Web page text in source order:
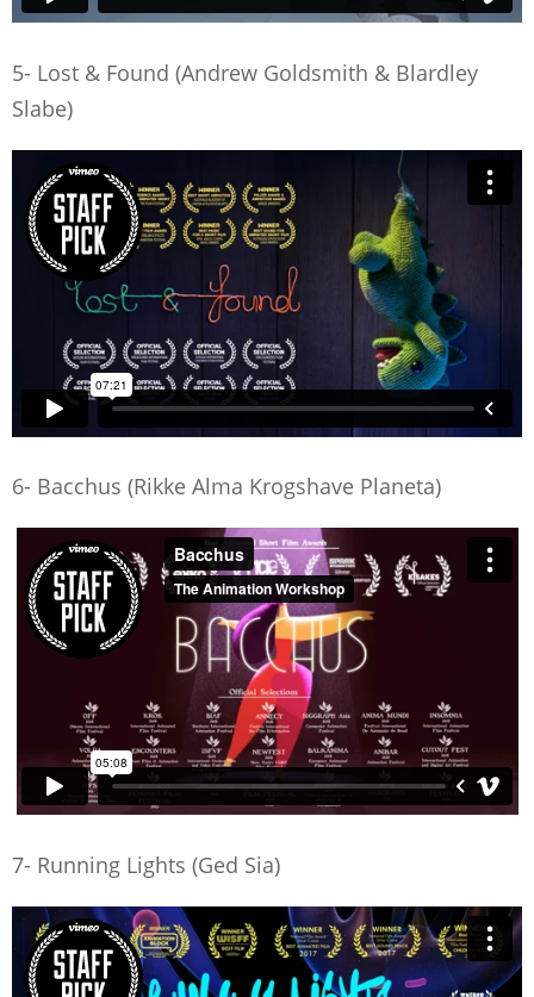
5- Lost & Found (Andrew Goldsmith & Blardley
Slabe)
6- Bacchus (Rikke Alma Krogshave Planeta)
7- Running Lights (Ged Sia)